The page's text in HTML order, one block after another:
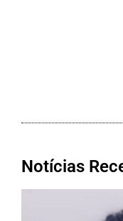
Notícias